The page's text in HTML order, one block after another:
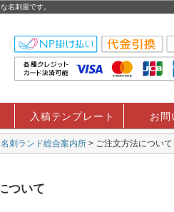
名刺屋です。
入稿テンプレート お問
名刺ランド総合案内所 > ご注文方法について
ついて